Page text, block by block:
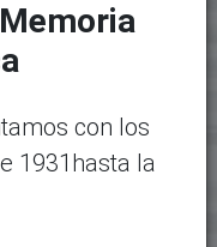
con los
1931hasta la